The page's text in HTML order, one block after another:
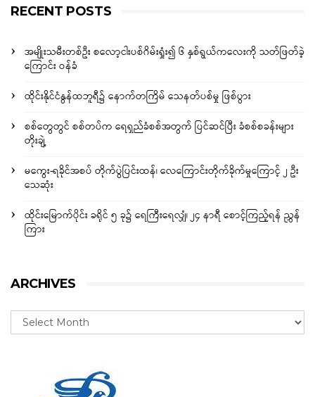
RECENT POSTS
အမျိုးသမီးတစ်ဦး စလော့ငါးပစ်ဂိမ်းရှုံး၍ ၆ နှစ်ရွယ်ကလေးကို သတ်ဖြတ်ခဲ့
ကြောင်း ဝန်ခံ
ထိုင်းနိုင်ငံနွန်ထဘူရီ၌ နောက်တကြိမ် သေနတ်ပစ်မှု ဖြစ်ပွား
စစ်တွေတွင် စစ်တပ်က ရေရှည်ခံစစ်အတွက် ပြင်ဆင်ပြီး ခံစစ်စခန်းများ
တိုးချဲ့
မကွေး-ရခိုင်အစပ် တိုက်ပွဲပြင်းထန်၊ လေကြောင်းတိုက်ခိုက်မှုကြောင့် ၂ ဦး
သေဆုံး
ထိုင်းမြောက်ပိုင်း ခရိုင် ၅ ခု၌ ရေကြီးရေလျှံ၊ ၂၄ နာရီ စောင့်ကြည့်ရန် ညွှန်
ကြား
ARCHIVES